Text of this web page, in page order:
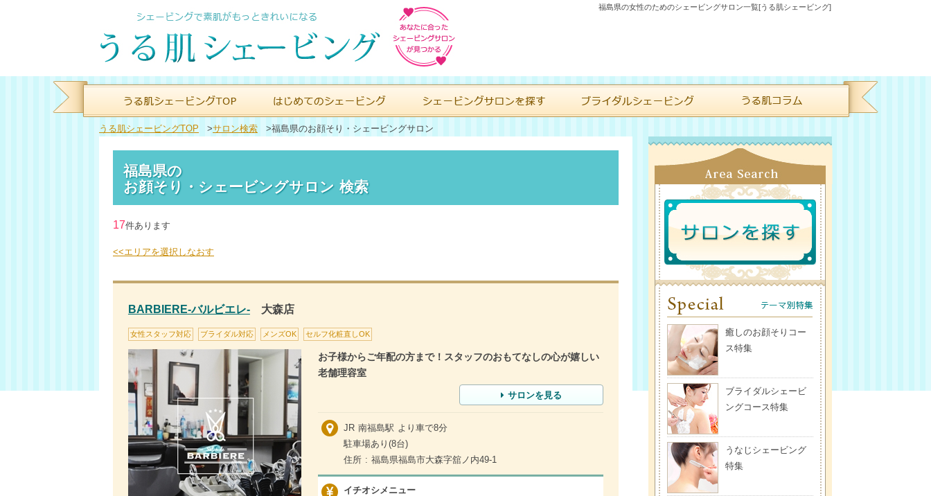
福島県の女性のためのシェービングサロン一覧[うる肌シェービング]
うる肌シェービングTOP >サロン検索 >福島県のお顔そり・シェービングサロン
福島県の
お顔そり・シェービングサロン 検索
17件あります
<<エリアを選択しなおす
BARBIERE-バルビエレ-大森店
女性スタッフ対応 ブライダル対応 メンズOK セルフ化粧直しOK
お子様からご年配の方まで！スタッフのおもてなしの心が嬉しい
老舗理容室
サロンを見る
JR 南福島駅 より車で8分
駐車場あり(8台)
住所 : 福島県福島市大森字舘ノ内49-1
イチオシメニュー
癒しのお顔そりコー
ス特集
ブライダルシェービ
ングコース特集
うなじシェービング
特集